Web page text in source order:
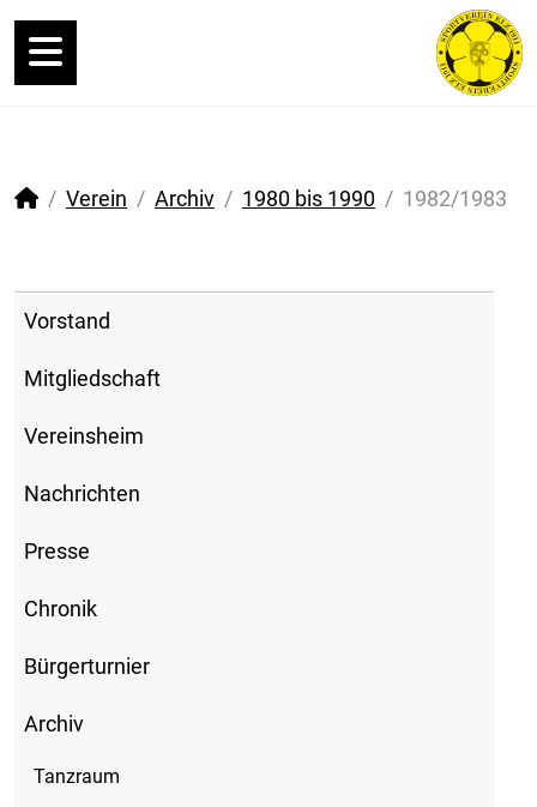
Verein Archiv 1980 bis 1990 1982/1983
Vorstand
Mitgliedschaft
Vereinsheim
Nachrichten
Presse
Chronik
Bürgerturnier
Archiv
Tanzraum